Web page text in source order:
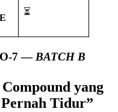
⏳
7 — BATCH B
yang
Tidur”